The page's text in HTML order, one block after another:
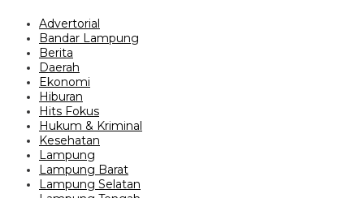
Advertorial
Bandar Lampung
Berita
Daerah
Ekonomi
Hiburan
Hits Fokus
Hukum & Kriminal
Kesehatan
Lampung
Lampung Barat
Lampung Selatan